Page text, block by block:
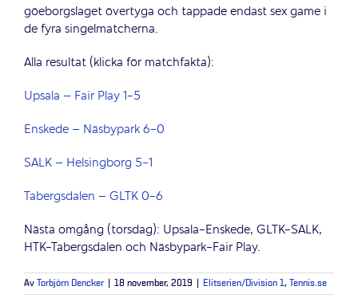
göeborgslaget övertyga och tappade endast sex game i
de fyra singelmatcherna.
Alla resultat (klicka för matchfakta):
Upsala – Fair Play 1-5
Enskede – Näsbypark 6-0
SALK – Helsingborg 5-1
Tabergsdalen – GLTK 0-6
Nästa omgång (torsdag): Upsala-Enskede, GLTK-SALK,
HTK-Tabergsdalen och Näsbypark-Fair Play.
Av Torbjörn Dencker 18 november, 2019 Elitserien/Division 1, Tennis.se